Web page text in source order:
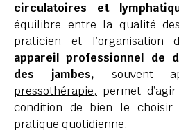
circulatoires et
équilibre entre la qualité
praticien et l’organisation
appareil professionnel de
des jambes, souvent
pressothérapie, permet
condition de bien le
pratique quotidienne.